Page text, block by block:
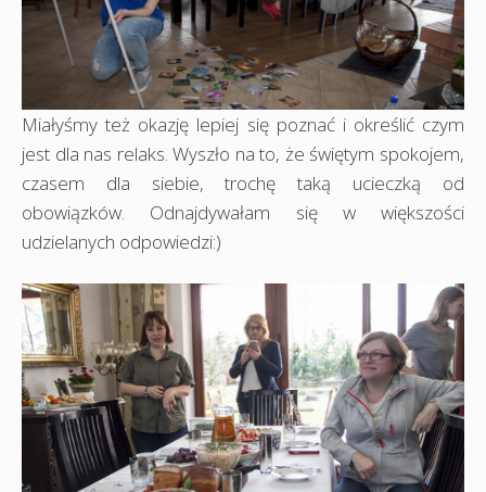
Miałyśmy też okazję lepiej się poznać i określić czym
jest dla nas relaks. Wyszło na to, że świętym spokojem,
czasem dla siebie, trochę taką ucieczką od
obowiązków. Odnajdywałam się w większości
udzielanych odpowiedzi:)